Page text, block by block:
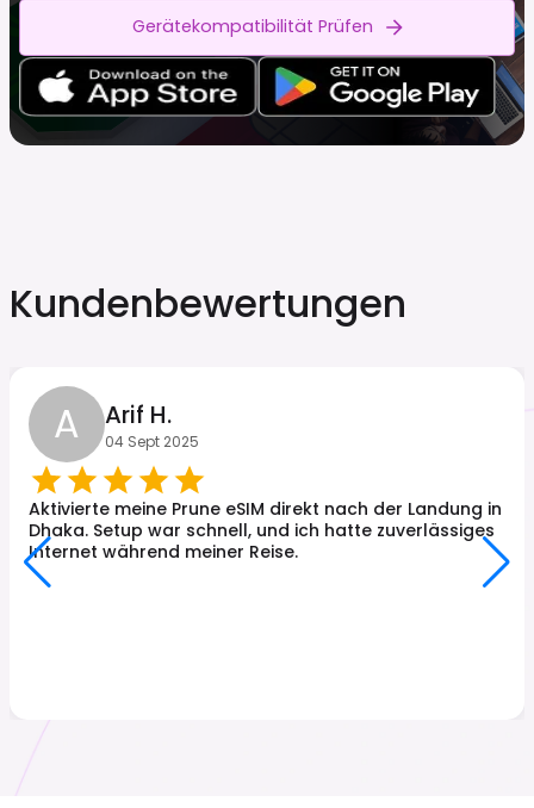
Gerätekompatibilität Prüfen
Kundenbewertungen
A Arif H.
04 Sept 2025
Aktivierte meine Prune eSIM direkt nach der Landung in
Dhaka. Setup war schnell, und ich hatte zuverlässiges
Internet während meiner Reise.